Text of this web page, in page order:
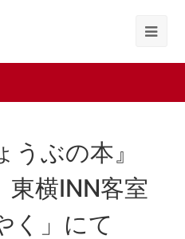
うぶの本』
東横INN客室
く」にて